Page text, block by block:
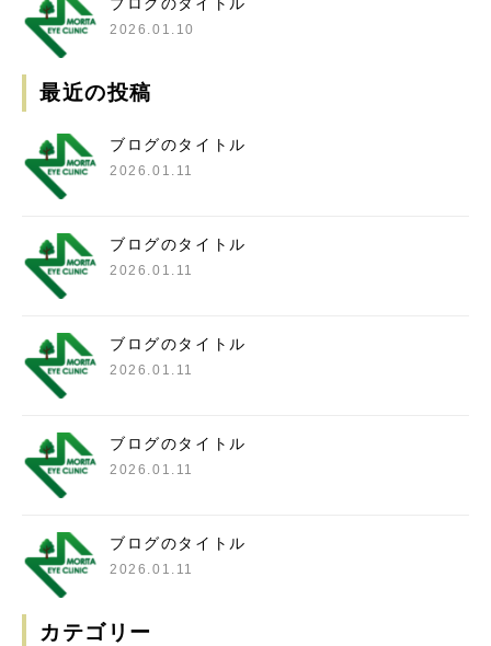
2026.01.10
最近の投稿
ブログのタイトル
2026.01.11
ブログのタイトル
2026.01.11
ブログのタイトル
2026.01.11
ブログのタイトル
2026.01.11
ブログのタイトル
2026.01.11
カテゴリー